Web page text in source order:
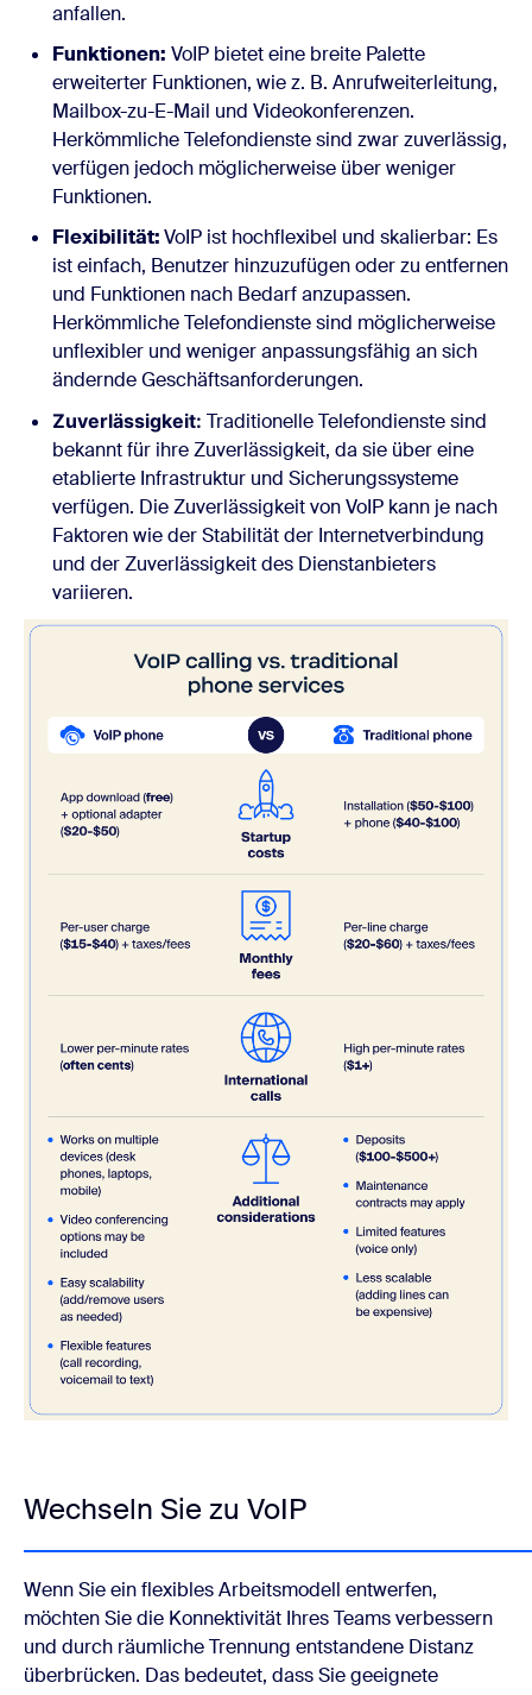
anfallen.
Funktionen: VoIP bietet eine breite Palette
erweiterter Funktionen, wie z. B. Anrufweiterleitung,
Mailbox-zu-E-Mail und Videokonferenzen.
Herkömmliche Telefondienste sind zwar zuverlässig,
verfügen jedoch möglicherweise über weniger
Funktionen.
Flexibilität:VoIP ist hochflexibel und skalierbar: Es
ist einfach, Benutzer hinzuzufügen oder zu entfernen
und Funktionen nach Bedarf anzupassen.
Herkömmliche Telefondienste sind möglicherweise
unflexibler und weniger anpassungsfähig an sich
ändernde Geschäftsanforderungen.
Zuverlässigkeit: Traditionelle Telefondienste sind
bekannt für ihre Zuverlässigkeit, da sie über eine
etablierte Infrastruktur und Sicherungssysteme
verfügen. Die Zuverlässigkeit von VoIP kann je nach
Faktorenwieder Stabilität der Internetverbindung
und der Zuverlässigkeit des Dienstanbieters
variieren.
Wechseln Sie zu VoIP
Wenn Sie ein flexibles Arbeitsmodell entwerfen,
möchten Sie die Konnektivität Ihres Teams verbessern
und durch räumliche Trennung entstandene Distanz
überbrücken. Das bedeutet, dass Sie geeignete